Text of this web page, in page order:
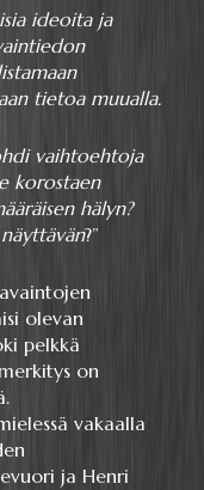
ideoita ja
tietoa muualla.
vaihtoehtoja
korostaen
hälyn?
?”
olevan
pelkkä
on
vakaalla
ja Henri